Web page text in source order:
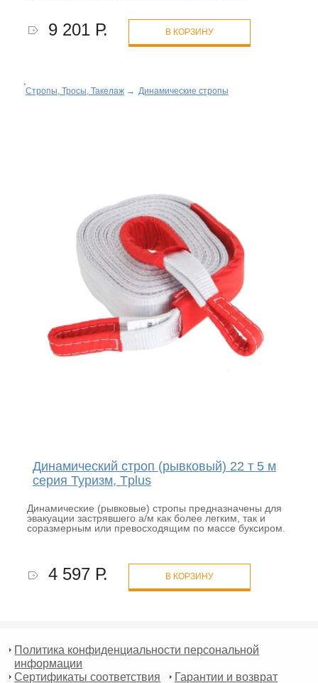
9 201 Р. В КОРЗИНУ
Стропы, Тросы, Такелаж→ Динамические стропы
Динамический строп (рывковый) 22 т 5 м
серия Туризм, Tplus
Динамические (рывковые) стропы предназначены для
эвакуации застрявшего а/м как более легким, так и
соразмерным или превосходящим по массе буксиром.
4 597 Р. В КОРЗИНУ
Политика конфиденциальности персональной
информации
Сертификаты соответствия
Гарантии и возврат